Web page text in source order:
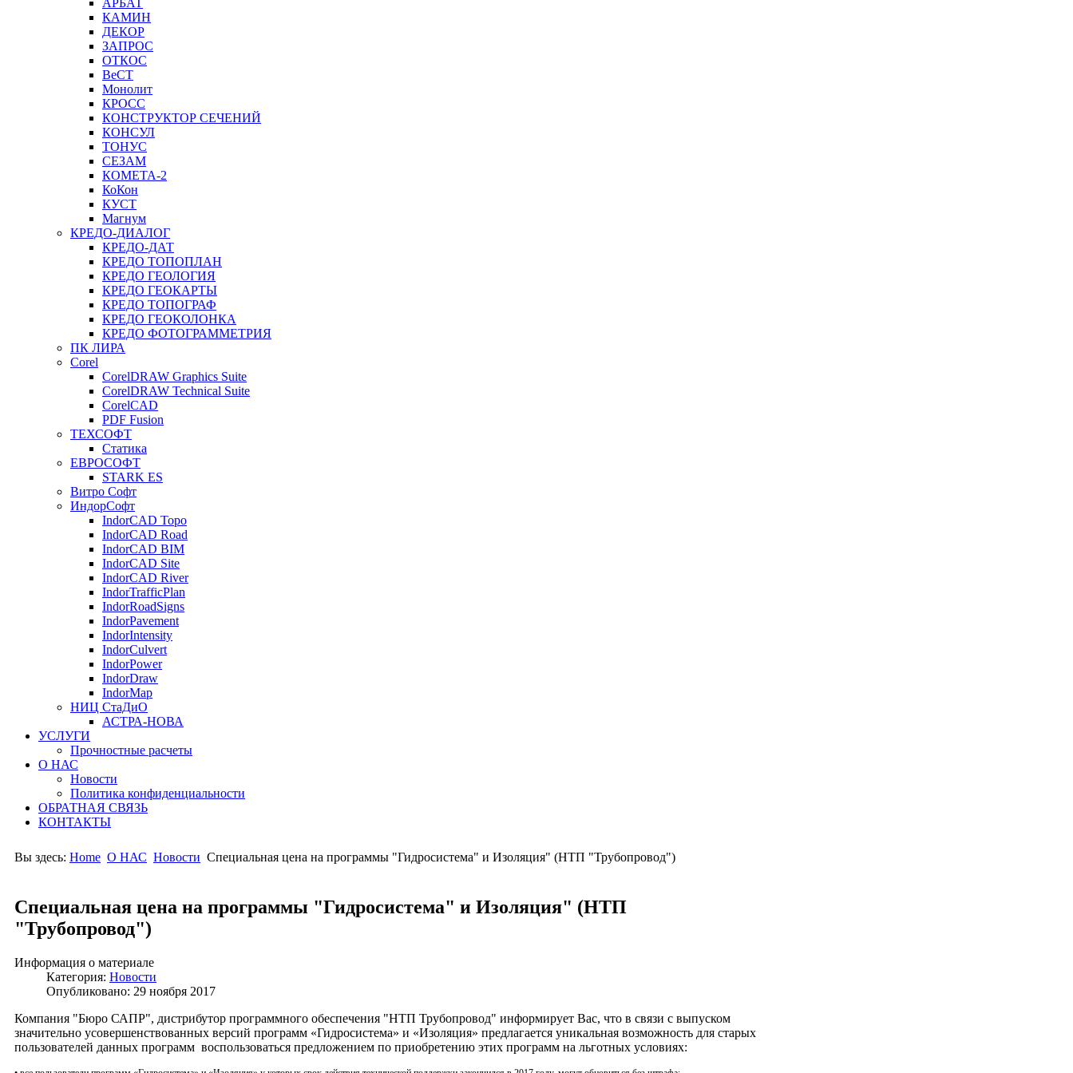
АРБАТ
КАМИН
ДЕКОР
ЗАПРОС
ОТКОС
ВеСТ
Монолит
КРОСС
КОНСТРУКТОР СЕЧЕНИЙ
КОНСУЛ
ТОНУС
СЕЗАМ
КОМЕТА-2
КоКон
КУСТ
Магнум
КРЕДО-ДИАЛОГ
КРЕДО-ДАТ
КРЕДО ТОПОПЛАН
КРЕДО ГЕОЛОГИЯ
КРЕДО ГЕОКАРТЫ
КРЕДО ТОПОГРАФ
КРЕДО ГЕОКОЛОНКА
КРЕДО ФОТОГРАММЕТРИЯ
ПК ЛИРА
Corel
CorelDRAW Graphics Suite
CorelDRAW Technical Suite
CorelCAD
PDF Fusion
ТЕХСОФТ
Статика
ЕВРОСОФТ
STARK ES
Витро Софт
ИндорСофт
IndorCAD Topo
IndorCAD Road
IndorCAD BIM
IndorCAD Site
IndorCAD River
IndorTrafficPlan
IndorRoadSigns
IndorPavement
IndorIntensity
IndorCulvert
IndorPower
IndorDraw
IndorMap
НИЦ СтаДиО
АСТРА-НОВА
УСЛУГИ
Прочностные расчеты
О НАС
Новости
Политика конфиденциальности
ОБРАТНАЯ СВЯЗЬ
КОНТАКТЫ
Вы здесь: Home О НАС Новости Специальная цена на программы "Гидросистема" и Изоляция" (НТП "Трубопровод")
Специальная цена на программы "Гидросистема" и Изоляция" (НТП
"Трубопровод")
Информация о материале
Категория: Новости
Опубликовано: 29 ноября 2017
Компания "Бюро САПР", дистрибутор программного обеспечения "НТП Трубопровод" информирует Вас, что в связи с выпуском
значительно усовершенствованных версий программ «Гидросистема» и «Изоляция» предлагается уникальная возможность для старых
пользователей данных программ воспользоваться предложением по приобретению этих программ на льготных условиях: